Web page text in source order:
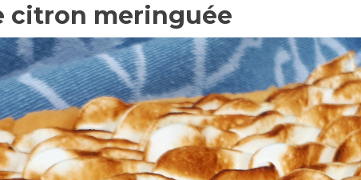
citron meringuée